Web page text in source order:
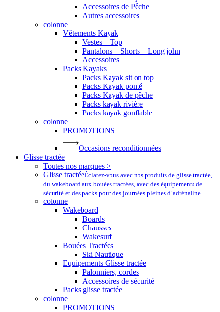
Accessoires de Pêche
Autres accessoires
colonne
Vêtements Kayak
Vestes – Top
Pantalons – Shorts – Long john
Accessoires
Packs Kayaks
Packs Kayak sit on top
Packs Kayak ponté
Packs Kayak de pêche
Packs kayak rivière
Packs kayak gonflable
colonne
PROMOTIONS
Occasions reconditionnées
Glisse tractée
Toutes nos marques >
Glisse tractéeÉclatez-vous avec nos produits de glisse tractée,
du wakeboard aux bouées tractées, avec des équipements de
sécurité et des packs pour des journées pleines d’adrénaline.
colonne
Wakeboard
Boards
Chausses
Wakesurf
Bouées Tractées
Ski Nautique
Equipements Glisse tractée
Palonniers, cordes
Accessoires de sécurité
Packs glisse tractée
colonne
PROMOTIONS